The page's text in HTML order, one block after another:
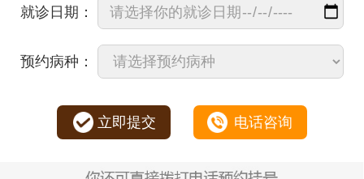
就诊日期：
预约病种：
立即提交 电话咨询